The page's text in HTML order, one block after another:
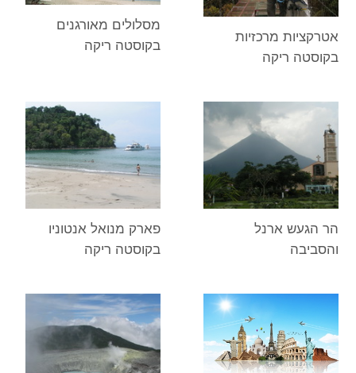
אטרקציות מרכזיות
בקוסטה ריקה
מסלולים מאורגנים
בקוסטה ריקה
הר הגעש ארנל
והסביבה
פארק מנואל אנטוניו
בקוסטה ריקה